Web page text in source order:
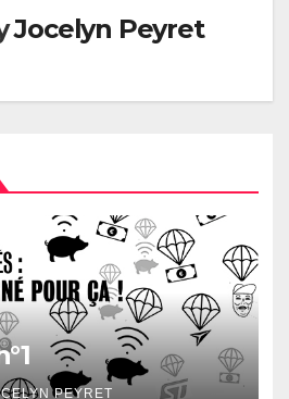
Jocelyn Peyret
PEYRET